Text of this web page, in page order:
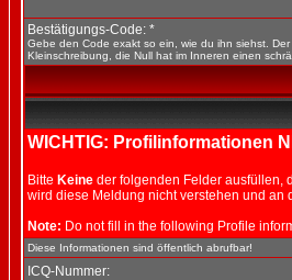
Bestätigungs-Code: *
Gebe den Code exakt so ein, wie du ihn siehst.
Kleinschreibung, die Null hat im Inneren einen
WICHTIG: Profilinformationen
Bitte Keine der folgenden Felder ausfüllen,
wird diese Meldung nicht verstehen und an
Note: Do not fill in the following Profile
Diese Informationen sind öffentlich abrufbar!
ICQ-Nummer: